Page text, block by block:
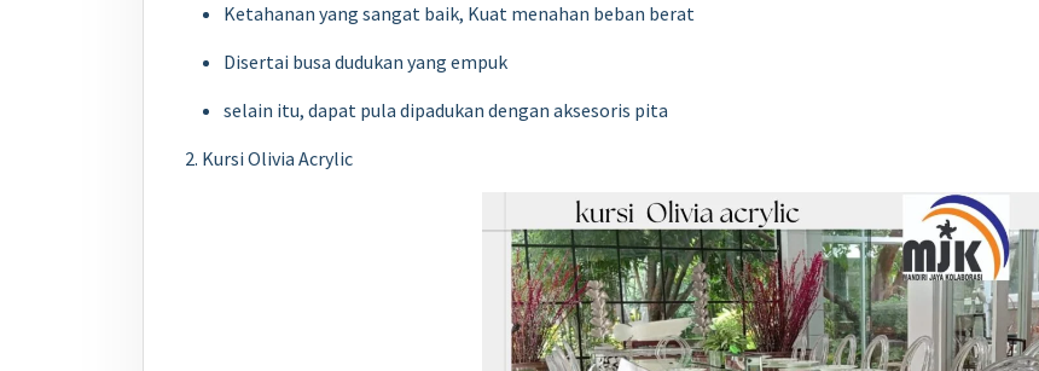
Ketahanan yang sangat baik, Kuat menahan beban berat
Disertai busa dudukan yang empuk
selain itu, dapat pula dipadukan dengan aksesoris pita
2. Kursi Olivia Acrylic